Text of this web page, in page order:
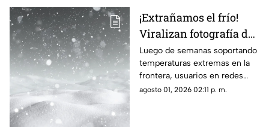
¡Extrañamos el frío!
Viralizan fotografía del
Cerro de la Biblia con
nieve tras días con más
de 40 grados en Juárez
Luego de semanas soportando
temperaturas extremas en la
frontera, usuarios en redes
sociales añoran las nevadas de
agosto 01, 2026 02:11 p. m.